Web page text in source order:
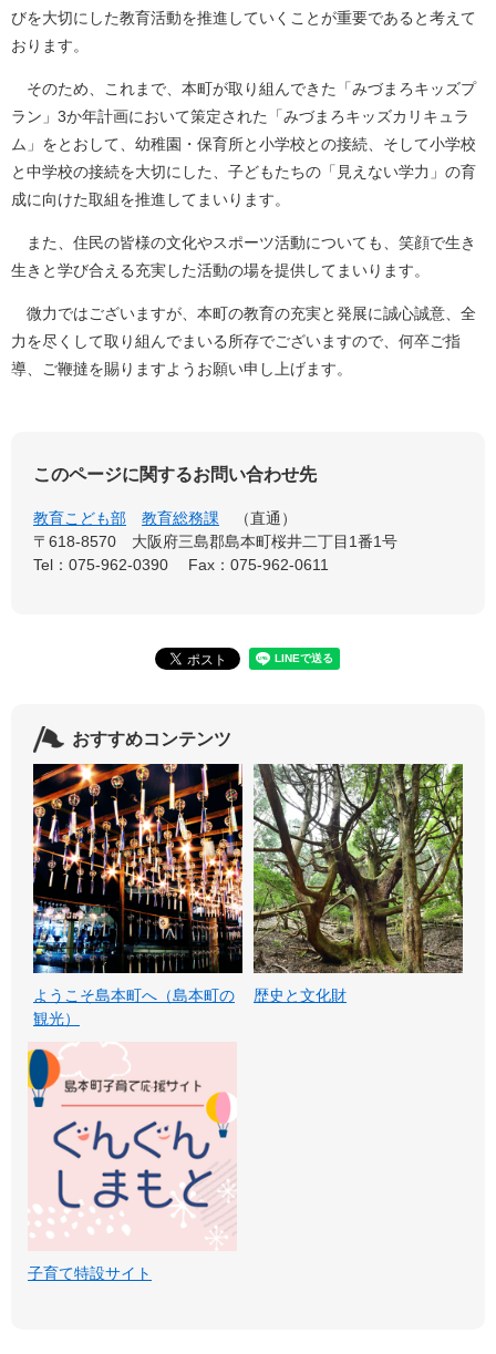
びを大切にした教育活動を推進していくことが重要であると考えて
おります。
そのため、これまで、本町が取り組んできた「みづまろキッズプ
ラン」3か年計画において策定された「みづまろキッズカリキュラ
ム」をとおして、幼稚園・保育所と小学校との接続、そして小学校
と中学校の接続を大切にした、子どもたちの「見えない学力」の育
成に向けた取組を推進してまいります。
また、住民の皆様の文化やスポーツ活動についても、笑顔で生き
生きと学び合える充実した活動の場を提供してまいります。
微力ではございますが、本町の教育の充実と発展に誠心誠意、全
力を尽くして取り組んでまいる所存でございますので、何卒ご指
導、ご鞭撻を賜りますようお願い申し上げます。
このページに関するお問い合わせ先
教育こども部 教育総務課
直通
〒618-8570
大阪府三島郡島本町桜井二丁目1番1号
Tel：075-962-0390
Fax：075-962-0611
おすすめコンテンツ
ようこそ島本町へ（島本町の
観光）
歴史と文化財
子育て特設サイト